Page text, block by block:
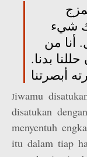
شيء
أنا من
بدنا.
Jiwamu
disatukan
menyentuh
itu dalam tiap